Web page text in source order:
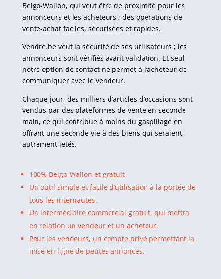
Belgo-Wallon, qui veut être de proximité pour les
annonceurs et les acheteurs ; des opérations de
vente-achat faciles, sécurisées et rapides.
Vendre.be veut la sécurité de ses utilisateurs ; les
annonceurs sont vérifiés avant validation. Et seul
notre option de contact ne permet à l’acheteur de
communiquer avec le vendeur.
Chaque jour, des milliers d’articles d’occasions sont
vendus par des plateformes de vente en seconde
main, ce qui contribue à moins du gaspillage en
offrant une seconde vie à des biens qui seraient
autrement jetés.
100% Belgo-Wallon et gratuit
Un outil simple et facile d’utilisation à la portée de
tous les internautes.
Un intermédiaire commercial gratuit, qui mettra
en relation un vendeur et un acheteur.
Pour les vendeurs, un compte privé permettant la
mise en ligne de petites annonces.